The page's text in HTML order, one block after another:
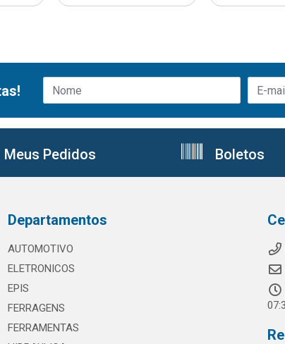
Meus Pedidos Boletos
Departamentos
AUTOMOTIVO
ELETRONICOS
EPIS
FERRAGENS
FERRAMENTAS